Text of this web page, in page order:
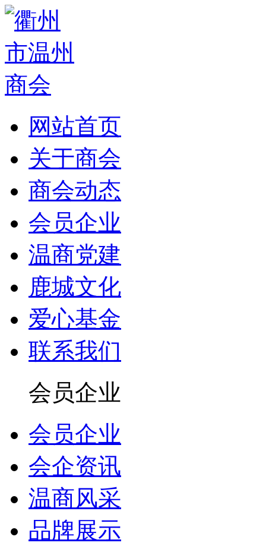
网站首页
关于商会
商会动态
会员企业
温商党建
鹿城文化
爱心基金
联系我们
会员企业
会员企业
会企资讯
温商风采
品牌展示